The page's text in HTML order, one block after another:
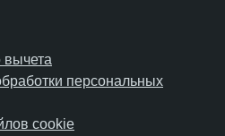
вычета
персональных
cookie